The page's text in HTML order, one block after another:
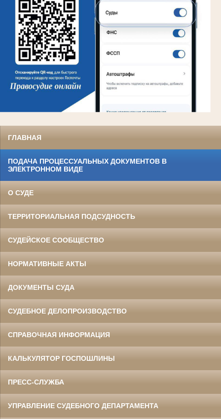
ГЛАВНАЯ
ПОДАЧА ПРОЦЕССУАЛЬНЫХ ДОКУМЕНТОВ В
ЭЛЕКТРОННОМ ВИДЕ
О СУДЕ
ТЕРРИТОРИАЛЬНАЯ ПОДСУДНОСТЬ
СУДЕЙСКОЕ СООБЩЕСТВО
НОРМАТИВНЫЕ АКТЫ
ДОКУМЕНТЫ СУДА
СУДЕБНОЕ ДЕЛОПРОИЗВОДСТВО
СПРАВОЧНАЯ ИНФОРМАЦИЯ
КАЛЬКУЛЯТОР ГОСПОШЛИНЫ
ПРЕСС-СЛУЖБА
УПРАВЛЕНИЕ СУДЕБНОГО ДЕПАРТАМЕНТА